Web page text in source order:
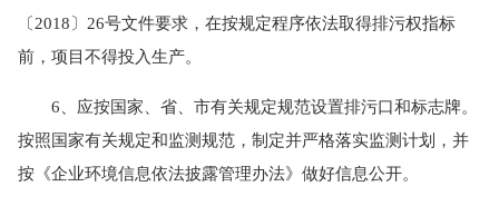
〔2018〕26号文件要求，在按规定程序依法取得排污权指标
前，项目不得投入生产。
6、应按国家、省、市有关规定规范设置排污口和标志牌。
按照国家有关规定和监测规范，制定并严格落实监测计划，并
按《企业环境信息依法披露管理办法》做好信息公开。